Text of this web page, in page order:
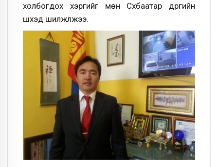
холбогдох хэргийг мөн Сүхбаатар дүүргийн
шүүхэд шилжүүлжээ.